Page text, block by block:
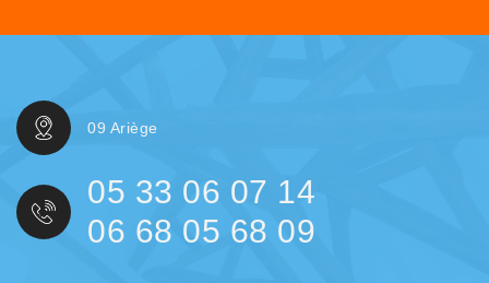
09 Ariège
05 33 06 07 14
06 68 05 68 09